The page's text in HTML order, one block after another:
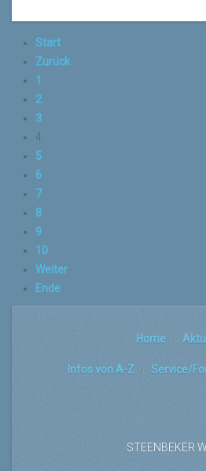
Start
Zurück
1
2
3
4
5
6
7
8
9
10
Weiter
Ende
Home
Infos von A-Z Service/
STEENBEKER